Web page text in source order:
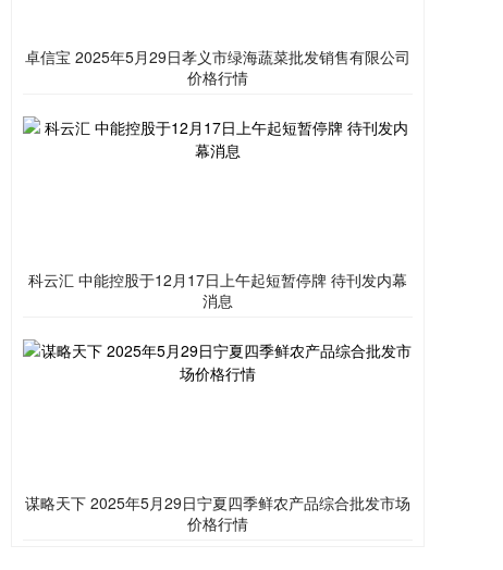
卓信宝 2025年5月29日孝义市绿海蔬菜批发销售有限公司
价格行情
科云汇 中能控股于12月17日上午起短暂停牌 待刊发内幕
消息
谋略天下 2025年5月29日宁夏四季鲜农产品综合批发市场
价格行情